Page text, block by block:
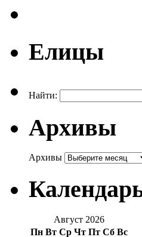
Елицы
Найти:
Архивы
Архивы
Август 2026
Пн Вт Ср Чт Пт Сб Вс